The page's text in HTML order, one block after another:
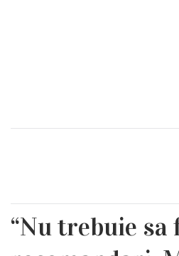
“Nu trebuie sa